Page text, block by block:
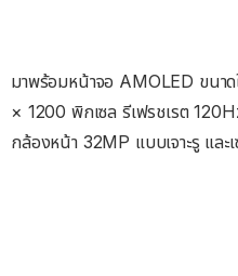
มาพร้อมหน้าจอ AMOLED ขนา
× 1200 พิกเซล รีเฟรชเรต
กล้องหน้า 32MP แบบเจาะรู และ